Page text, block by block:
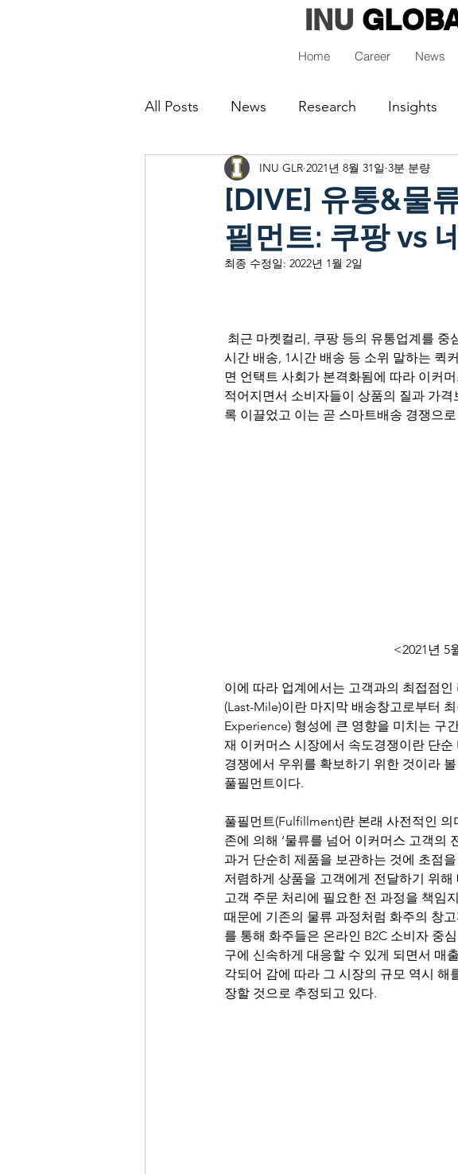
INU
Home Career News
All Posts News Research Insights
[DIVE] 유통&물
필먼트: 쿠팡 vs
INU GLR 2021년 8월 31일 3분 분량
최종 수정일: 2022년 1월 2일
시간 배송, 1시간 배송 등 소위 말하는 퀵
면 언택트 사회가 본격화됨에 따라 이커
적어지면서 소비자들이 상품의 질과 가
록 이끌었고 이는 곧 스마트배송 경쟁으
<2021년 5
이에 따라 업계에서는 고객과의 최접점
(Last-Mile)이란 마지막 배송창고로부터
Experience) 형성에 큰 영향을 미치는 구
재 이커머스 시장에서 속도경쟁이란 단
경쟁에서 우위를 확보하기 위한 것이라
풀필먼트이다.
풀필먼트(Fulfillment)란 본래 사전적인
존에 의해 ‘물류를 넘어 이커머스 고객의
과거 단순히 제품을 보관하는 것에 초점
저렴하게 상품을 고객에게 전달하기 위
고객 주문 처리에 필요한 전 과정을 책임
때문에 기존의 물류 과정처럼 화주의 창
를 통해 화주들은 온라인 B2C 소비자 중
구에 신속하게 대응할 수 있게 되면서 매
각되어 감에 따라 그 시장의 규모 역시 해
장할 것으로 추정되고 있다.